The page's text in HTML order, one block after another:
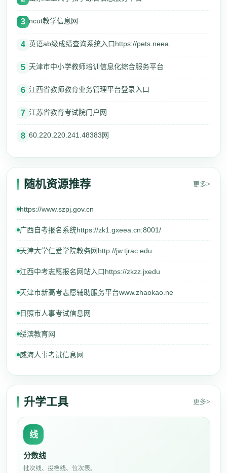
3 ncut教学信息网
4 英语ab级成绩查询系统入口https://pets.neea.
5 天津市中小学教师培训信息化综合服务平台
6 江西省教师教育业务管理平台登录入口
7 江苏省教育考试院门户网
8 60.220.220.241.48383网
随机资源推荐 更多>
https://www.szpj.gov.cn
广西自考报名系统https://zk1.gxeea.cn:8001/
天津大学仁爱学院教务网http://jw.tjrac.edu.
江西中考志愿报名网站入口https://zkzz.jxedu
天津市新高考志愿辅助服务平台www.zhaokao.ne
日照市人事考试信息网
绥滨教育网
威海人事考试信息网
升学工具 更多>
线
分数线
批次线、投档线、位次表。